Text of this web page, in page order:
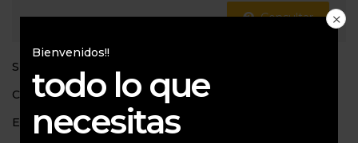
Consultar
SKU:
Categoría: Limpieza y Embellecimiento
Etiquetas: CASCO,limpieza,Muc-off
Bienvenidos!!
todo lo que
necesitas